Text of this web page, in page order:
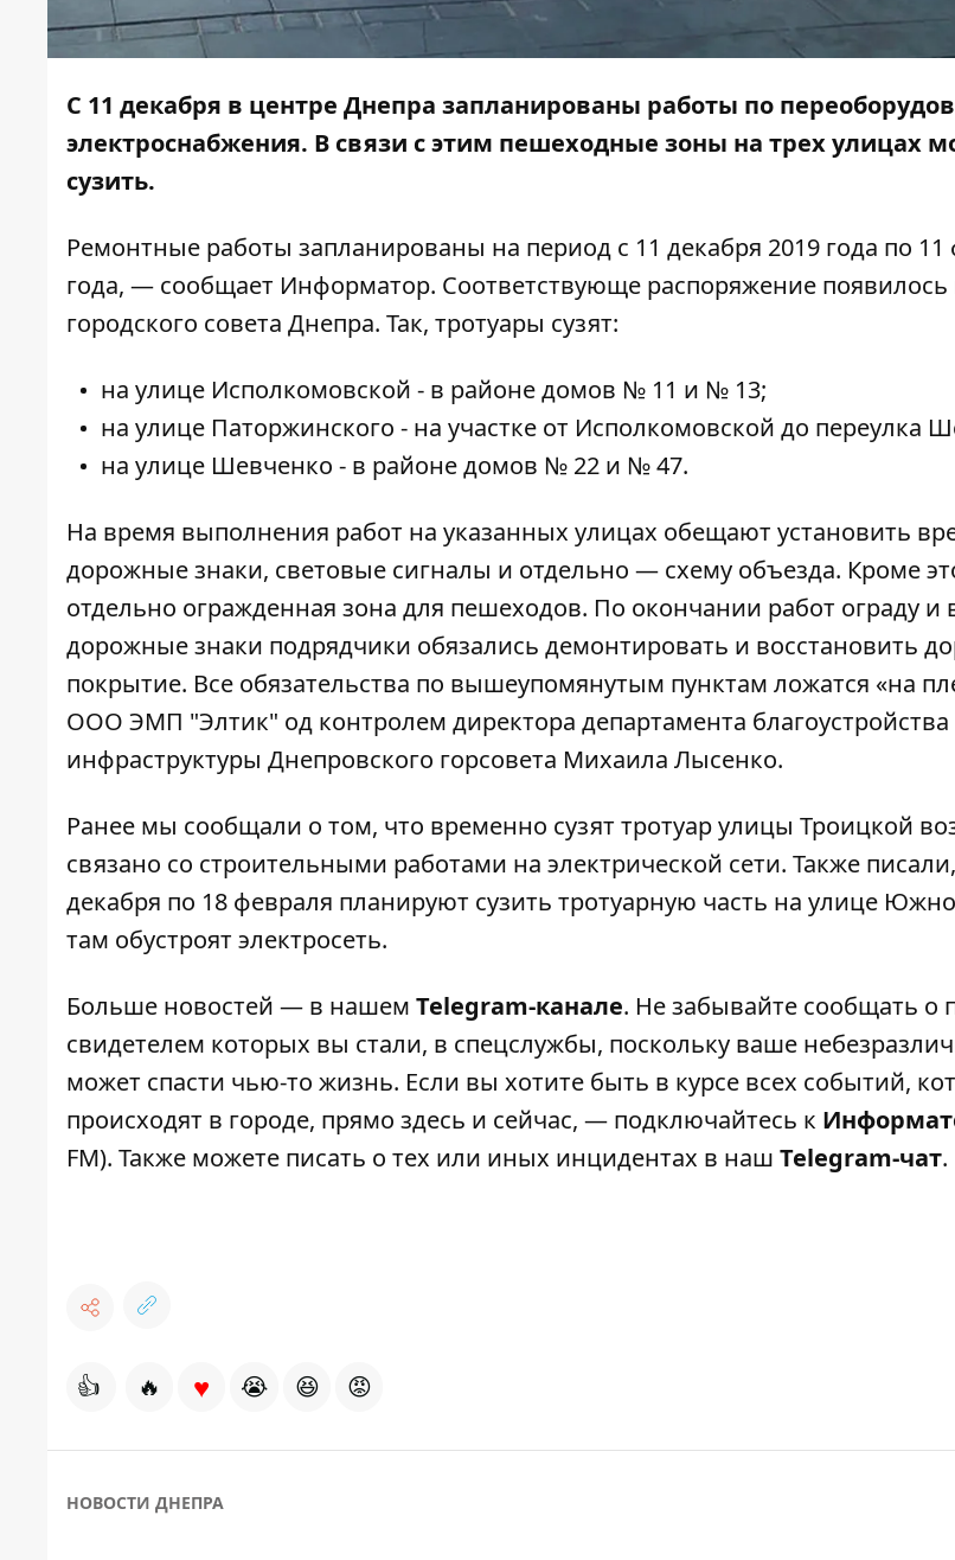
С 11 декабря в центре Днепра запланированы работы по
электроснабжения. В связи с этим пешеходные зоны на трех улицах
сузить.
Ремонтные работы запланированы на период с 11 декабря 2019 года по 11
года, — сообщает Информатор. Соответствующе распоряжение появилось
городского совета Днепра. Так, тротуары сузят:
на улице Исполкомовской - в районе домов № 11 и № 13;
на улице Паторжинского - на участке от Исполкомовской до переулка
на улице Шевченко - в районе домов № 22 и № 47.
На время выполнения работ на указанных улицах обещают установить
дорожные знаки, световые сигналы и отдельно — схему объезда. Кроме
отдельно огражденная зона для пешеходов. По окончании работ ограду
дорожные знаки подрядчики обязались демонтировать и восстановить
покрытие. Все обязательства по вышеупомянутым пунктам ложатся «на
ООО ЭМП "Элтик" од контролем директора департамента благоустройства
инфраструктуры Днепровского горсовета Михаила Лысенко.
Ранее мы сообщали о том, что временно сузят тротуар улицы Троицкой
связано со строительными работами на электрической сети. Также
декабря по 18 февраля планируют сузить тротуарную часть на улице
там обустроят электросеть.
Больше новостей — в нашем Telegram-канале. Не забывайте сообщать о
свидетелем которых вы стали, в спецслужбы, поскольку ваше
может спасти чью-то жизнь. Если вы хотите быть в курсе всех событий,
происходят в городе, прямо здесь и сейчас, — подключайтесь к
FM). Также можете писать о тех или иных инцидентах в наш Telegram-чат.
👍 🔥 ♥ 😭 😆 😡
НОВОСТИ ДНЕПРА